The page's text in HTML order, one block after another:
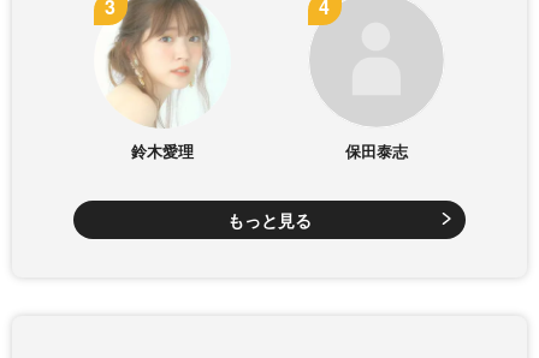
鈴木愛理 保田泰志
もっと見る